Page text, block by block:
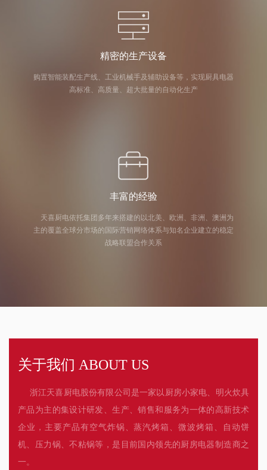
精密的生产设备
购置智能装配生产线、工业机械手及辅助设备等，实现厨具电器
高标准、高质量、超大批量的自动化生产
丰富的经验
天喜厨电依托集团多年来搭建的以北美、欧洲、非洲、澳洲为
主的覆盖全球分市场的国际营销网络体系与知名企业建立的稳定
战略联盟合作关系
关于我们 ABOUT US
浙江天喜厨电股份有限公司是一家以厨房小家电、明火炊具
产品为主的集设计研发、生产、销售和服务为一体的高新技术
企业，主要产品有空气炸锅、蒸汽烤箱、微波烤箱、自动饼
机、压力锅、不粘锅等，是目前国内领先的厨房电器制造商之
一。